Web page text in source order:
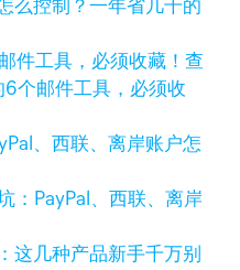
么控制？一年省几千的
查
个邮件工具，必须收
：PayPal、西联、离岸